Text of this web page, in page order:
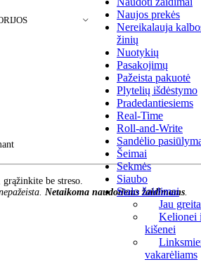
Naujos prekės
Nereikalauja
žinių
Nuotykių
Pasakojimų
Pažeista pakuotė
Plytelių išdėstymo
Pradedantiesiems
Real-Time
Roll-and-Write
Sandėlio
Šeimai
Sekmės
Siaubo
Stalo žaidimai
Jau
Kelionei
kišenei
vakarėliams
grąžinkite be streso.
Netaikoma naudotiems žaidimams